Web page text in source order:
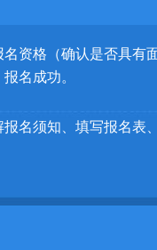
资格（确认是否具
名成功。
名须知、填写报名